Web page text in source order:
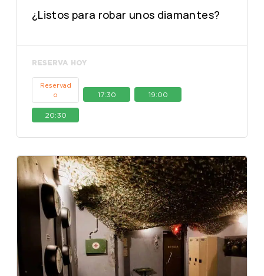
¿Listos para robar unos diamantes?
RESERVA HOY
Reservad
o
17:30 19:00
20:30